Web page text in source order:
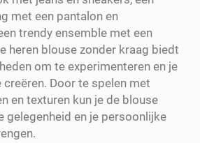
met een pantalon en
trendy ensemble met een
heren blouse zonder kraag biedt
om te experimenteren en je
Door te spelen met
en texturen kun je de blouse
gelegenheid en je persoonlijke